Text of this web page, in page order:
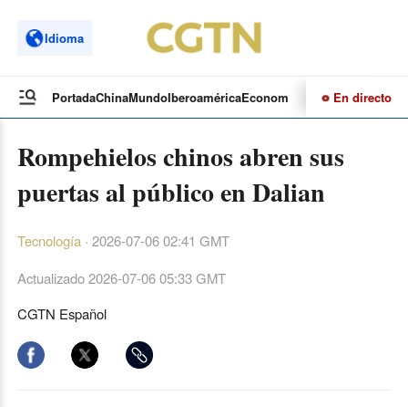
Idioma
PortadaChinaMundoIberoaméricaEconomía CulturaDeportes
En directo
Rompehielos chinos abren sus
puertas al público en Dalian
Tecnología· 2026-07-06 02:41 GMT
Actualizado2026-07-06 05:33 GMT
CGTN Español